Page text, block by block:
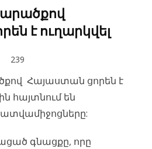
է ուղարկվել
239
Հայաստան ցորեն է
հայտնում են
գնացքը, որը